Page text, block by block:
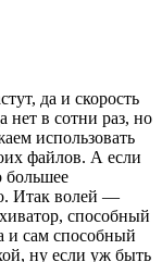
да и скорость
нет в сотни раз, но
использовать
файлов. А если
большее
Итак волей —
способный
и сам способный
ну если уж быть